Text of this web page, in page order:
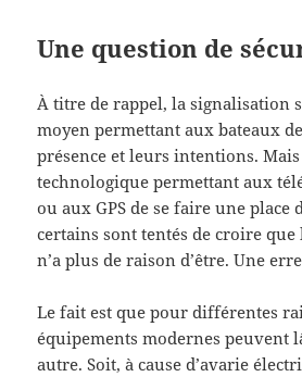
Une question de
À titre de rappel, la signalisation
moyen permettant aux bateaux
présence et leurs intentions. Mais
technologique permettant aux
ou aux GPS de se faire une place
certains sont tentés de croire
n’a plus de raison d’être. Une
Le fait est que pour différentes
équipements modernes peuvent
autre. Soit, à cause d’avarie